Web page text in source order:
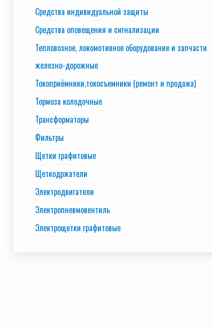
Средства индивидуальной защиты
Средства оповещения и сигнализации
Тепловозное, локомотивное оборудование и запчасти
железно-дорожные
Токоприёмники,токосъемники (ремонт и продажа)
Тормоза колодочные
Трансформаторы
Фильтры
Щетки графитовые
Щеткодржатели
Электродвигатели
Электропневмовентиль
Электрощетки графитовые